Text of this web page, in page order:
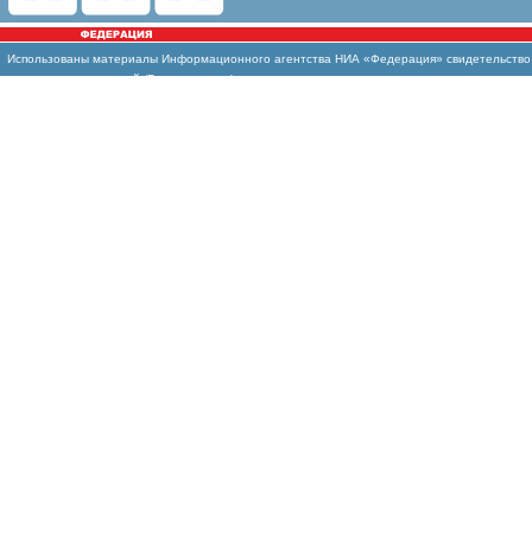
Использованы материалы Информационного агентства НИА «Федерация»
массовых коммуникаций (Роскомнадзор)